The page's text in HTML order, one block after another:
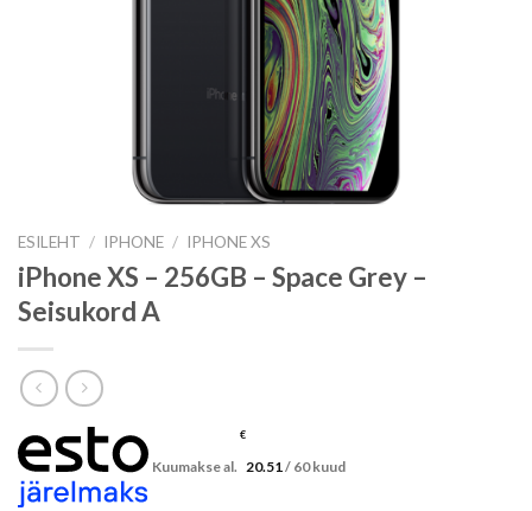
ESILEHT / IPHONE / IPHONE XS
iPhone XS – 256GB – Space Grey –
Seisukord A
Kuumakse al.
€
20.51/ 60 kuud